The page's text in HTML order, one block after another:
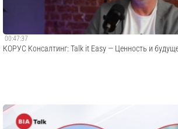
00:47:37
КОРУС Консалтинг: Talk it Easy — Ценность и